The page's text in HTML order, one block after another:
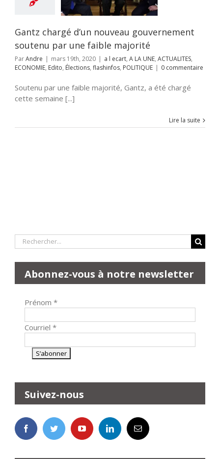
A LA UNE
Gantz chargé d’un nouveau gouvernement
soutenu par une faible majorité
ParAndre | mars 19th, 2020 | a l ecart, A LA UNE, ACTUALITES,
ECONOMIE, Edito, Élections, flashinfos, POLITIQUE | 0 commentaire
Soutenu par une faible majorité, Gantz, a été chargé
cette semaine [...]
Lire la suite
Rechercher:
Abonnez-vous à notre newsletter
Prénom *
Courriel *
Suivez-nous